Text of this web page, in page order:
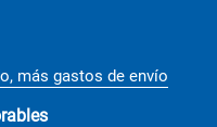
más gastos de envío